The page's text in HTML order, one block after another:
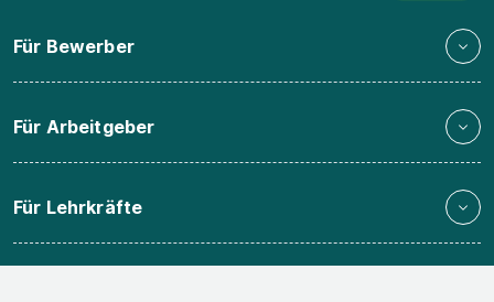
Für Bewerber
Für Arbeitgeber
Für Lehrkräfte